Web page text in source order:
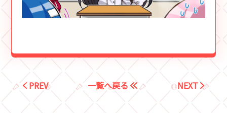
PREV 一覧へ戻る NEXT